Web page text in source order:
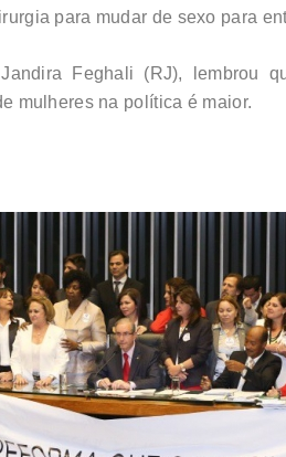
para mudar de sexo para
Feghali (RJ), lembrou
mulheres na política é maior.